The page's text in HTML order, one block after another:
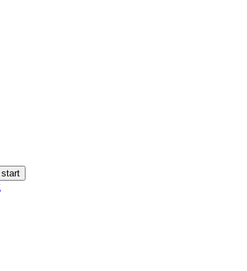
start